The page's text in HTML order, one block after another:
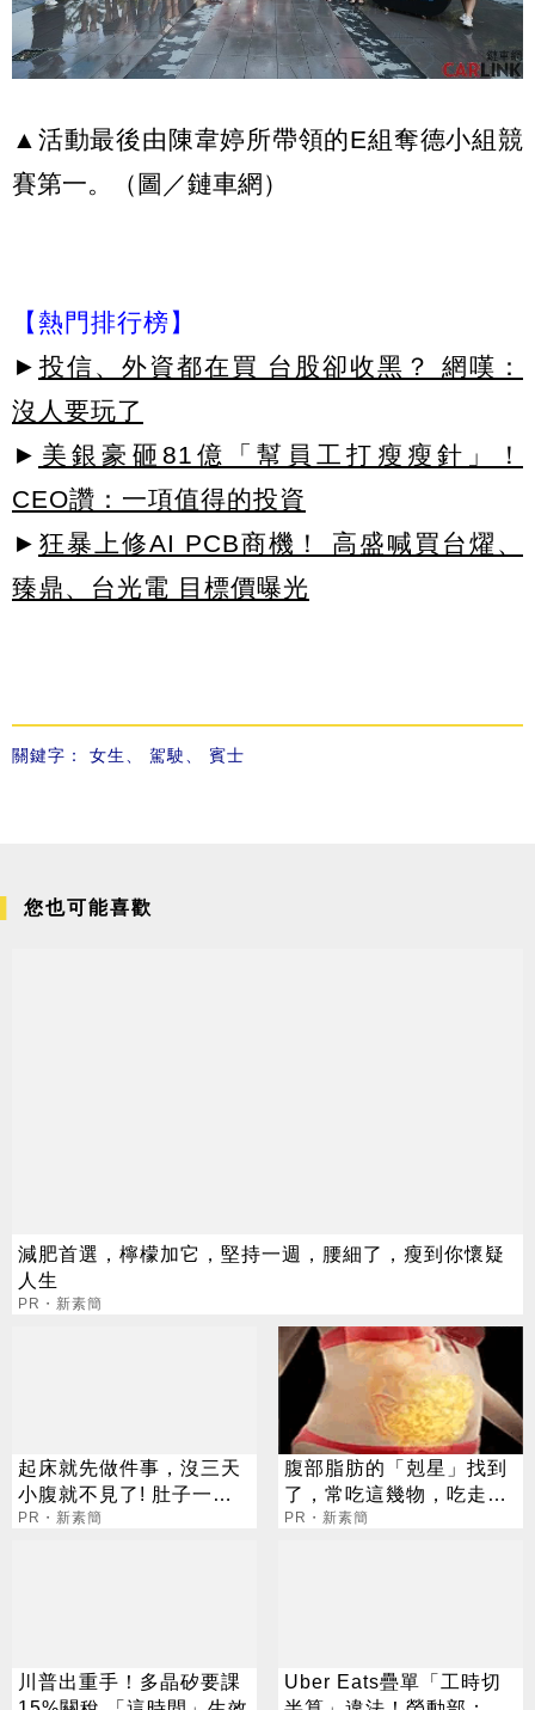
▲活動最後由陳韋婷所帶領的E組奪德小組競
賽第一。（圖／鏈車網）
【熱門排行榜】
► 投信、外資都在買 台股卻收黑？ 網嘆：
沒人要玩了
► 美銀豪砸81億「幫員工打瘦瘦針」！
CEO讚：一項值得的投資
► 狂暴上修AI PCB商機！ 高盛喊買台燿、
臻鼎、台光電 目標價曝光
關鍵字： 女生 駕駛 賓士
您也可能喜歡
減肥首選，檸檬加它，堅持一週，腰細了，瘦到你懷疑
人生
PR・新素簡
起床就先做件事，沒三天
小腹就不見了! 肚子一天
天變小！
PR・新素簡
腹部脂肪的「剋星」找到
了，常吃這幾物，吃走大
肚囊，瘦出小蠻腰
PR・新素簡
川普出重手！多晶矽要課
Uber Eats疊單「工時切